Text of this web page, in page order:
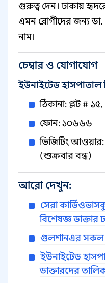
গুরুত্ব দেন। ঢাকায়
এমন রোগীদের জন্য ডা.
নাম।
চেম্বার ও যোগাযোগ
ইউনাইটেড হাসপাতাল
ঠিকানা: প্লট #
ফোন: ১০৬৬৬
ভিজিটিং আওয়ার:
(শুক্রবার বন্ধ)
আরো দেখুন:
সেরা
বিশেষজ্ঞ ডাক্তার
গুলশানএর সকল
ইউনাইটেড
ডাক্তারদের